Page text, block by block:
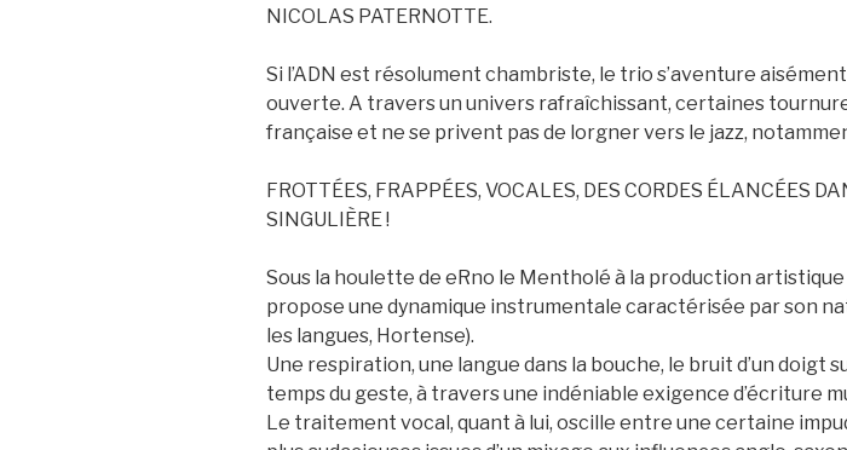
NICOLAS PATERNOTTE.
Si l’ADN est résolument chambriste, le trio s’aventure
ouverte. A travers un univers rafraîchissant, certaines
française et ne se privent pas de lorgner vers le jazz,
FROTTÉES, FRAPPÉES, VOCALES, DES CORDES ÉLANCÉES
SINGULIÈRE !
Sous la houlette de eRno le Mentholé à la production
propose une dynamique instrumentale caractérisée par son
les langues, Hortense).
Une respiration, une langue dans la bouche, le bruit d’un doigt
temps du geste, à travers une indéniable exigence d’écriture
Le traitement vocal, quant à lui, oscille entre une certaine